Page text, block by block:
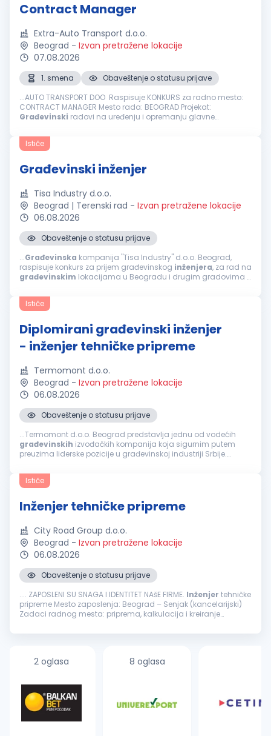
Contract Manager
Extra-Auto Transport d.o.o.
Beograd - Izvan pretražene lokacije
07.08.2026
1. smena
Obaveštenje o statusu prijave
...AUTO TRANSPORT DOO Raspisuje KONKURS za radno mesto:
CONTRACT MANAGER Mesto rada: BEOGRAD Projekat:
Građevinski radovi na uređenju i opremanju glavne
izvodi prema FIDIC pravilima...
Ističe
Građevinski inženjer
Tisa Industry d.o.o.
Beograd | Terenski rad - Izvan pretražene lokacije
06.08.2026
Obaveštenje o statusu prijave
...Građevinska kompanija "Tisa Industry" d.o.o. Beograd,
raspisuje konkurs za prijem građevinskog inženjera, za rad na
građevinskim lokacijama u Beogradu i drugim gradovima u
u planiranju...
Ističe
Diplomirani građevinski inženjer
- inženjer tehničke pripreme
Termomont d.o.o.
Beograd - Izvan pretražene lokacije
06.08.2026
Obaveštenje o statusu prijave
...Termomont d.o.o. Beograd predstavlja jednu od vodećih
građevinskih izvođačkih kompanija koja sigurnim putem
preuzima liderske pozicije u građevinskoj industriji Srbije.
izgradnjom objekata...
Ističe
Inženjer tehničke pripreme
City Road Group d.o.o.
Beograd - Izvan pretražene lokacije
06.08.2026
Obaveštenje o statusu prijave
.... ZAPOSLENI SU SNAGA I IDENTITET NAšE FIRME. Inženjer tehničke
pripreme Mesto zaposlenja: Beograd – Senjak (kancelarijski)
Zadaci radnog mesta: priprema, kalkulacija i kreiranje
tendere...
2 oglasa 8 oglasa